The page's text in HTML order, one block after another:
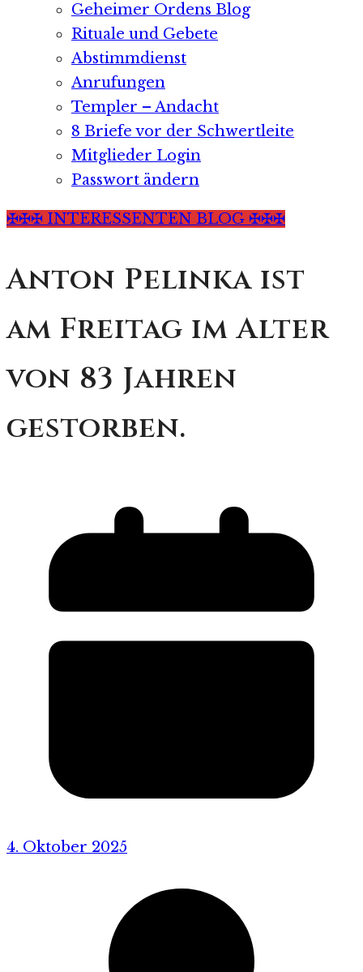
Geheimer Ordens Blog
Rituale und Gebete
Abstimmdienst
Anrufungen
Templer – Andacht
8 Briefe vor der Schwertleite
Mitglieder Login
Passwort ändern
✠✠✠ INTERESSENTEN BLOG ✠✠✠
Anton Pelinka ist
am Freitag im Alter
von 83 Jahren
gestorben.
4. Oktober 2025